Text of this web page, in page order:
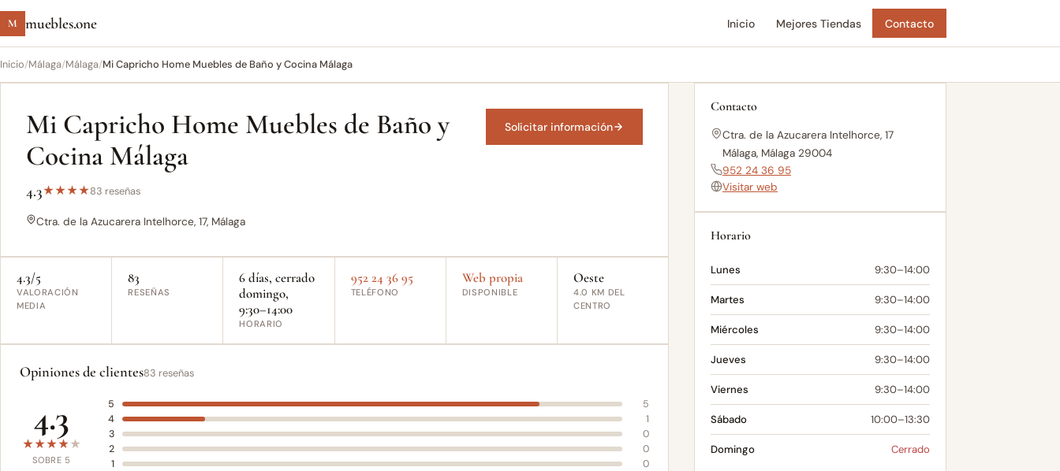
M muebles.one Inicio Mejores Tiendas Contacto
Inicio/Málaga/Málaga/Mi Capricho Home Muebles de Baño y Cocina Málaga
Mi Capricho Home Muebles de Baño y
Cocina Málaga
4.3★★★★83 reseñas
Ctra. de la Azucarera Intelhorce, 17, Málaga
Solicitar información
4.3/5
VALORACIÓN
MEDIA
83
RESEÑAS
6 días, cerrado
domingo,
9:30–14:00
HORARIO
952 24 36 95
TELÉFONO
Web propia
DISPONIBLE
Oeste
4.0 KM DEL
CENTRO
Opiniones de clientes83 reseñas
4.3
★★★★★
SOBRE 5
5
5
4
1
3
0
2
0
1
0
Contacto
Ctra. de la Azucarera Intelhorce, 17
Málaga, Málaga 29004
952 24 36 95
Visitar web
Horario
Lunes 9:30–14:00
Martes 9:30–14:00
Miércoles 9:30–14:00
Jueves 9:30–14:00
Viernes 9:30–14:00
Sábado 10:00–13:30
Domingo Cerrado